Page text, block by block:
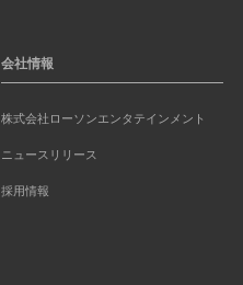
会社情報
株式会社ローソンエンタテインメント
ニュースリリース
採用情報